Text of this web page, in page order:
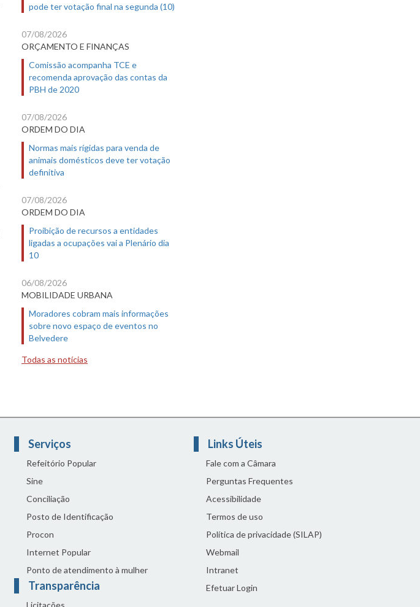
pode ter votação final na segunda (10)
07/08/2026
ORÇAMENTO E FINANÇAS
Comissão acompanha TCE e
recomenda aprovação das contas da
PBH de 2020
07/08/2026
ORDEM DO DIA
Normas mais rígidas para venda de
animais domésticos deve ter votação
definitiva
07/08/2026
ORDEM DO DIA
Proibição de recursos a entidades
ligadas a ocupações vai a Plenário dia
10
06/08/2026
MOBILIDADE URBANA
Moradores cobram mais informações
sobre novo espaço de eventos no
Belvedere
Todas as notícias
Serviços
Refeitório Popular
Sine
Conciliação
Posto de Identificação
Procon
Internet Popular
Ponto de atendimento à mulher
Transparência
Licitações
Links Úteis
Fale com a Câmara
Perguntas Frequentes
Acessibilidade
Termos de uso
Política de privacidade (SILAP)
Webmail
Intranet
Efetuar Login